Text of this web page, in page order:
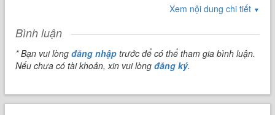
Xem nội dung chi tiết ▼
Bình luận
* Bạn vui lòngđăng nhập trước để có thể tham gia bình luận.
Nếu chưa có tài khoản, xin vui lòngđăng ký.